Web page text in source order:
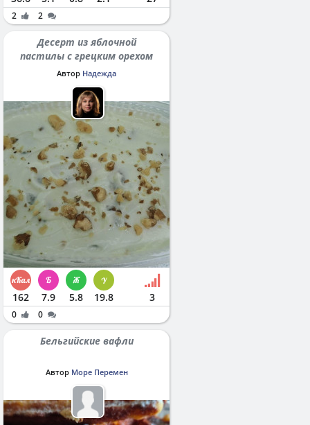
2 2
Десерт из яблочной
пастилы с грецким орехом
Автор Надежда
162 7.9 5.8 19.8 3
0 0
Бельгийские вафли
Автор Море Перемен